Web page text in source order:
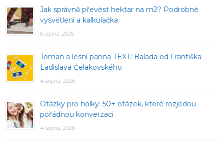
Jak správně převést hektar na m2? Podrobné
vysvětlení a kalkulačka
6 srpna, 2026
Toman a lesní panna TEXT: Balada od Františka
Ladislava Čelakovského
4 srpna, 2026
Otázky pro holky: 50+ otázek, které rozjedou
pořádnou konverzaci
4 srpna, 2026